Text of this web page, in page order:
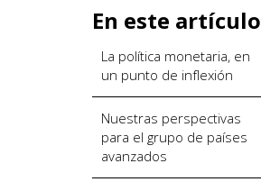
En este artículo
La política monetaria, en
un punto de inflexión
Nuestras perspectivas
para el grupo de países
avanzados